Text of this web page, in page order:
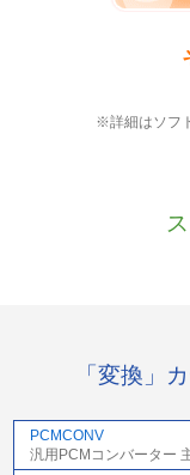
※詳細はソフ
「変換」
PCMCONV
汎用PCMコンバーター